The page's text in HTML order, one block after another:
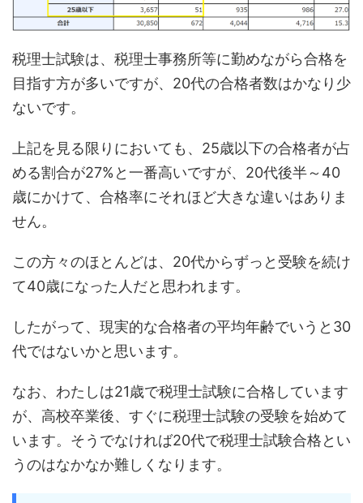
税理士試験は、税理士事務所等に勤めながら合格を
目指す方が多いですが、20代の合格者数はかなり少
ないです。
上記を見る限りにおいても、25歳以下の合格者が占
める割合が27%と一番高いですが、20代後半～40
歳にかけて、合格率にそれほど大きな違いはありま
せん。
この方々のほとんどは、20代からずっと受験を続け
て40歳になった人だと思われます。
したがって、現実的な合格者の平均年齢でいうと30
代ではないかと思います。
なお、わたしは21歳で税理士試験に合格しています
が、高校卒業後、すぐに税理士試験の受験を始めて
います。そうでなければ20代で税理士試験合格とい
うのはなかなか難しくなります。